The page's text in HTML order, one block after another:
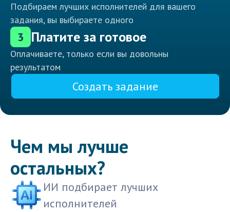
Подбираем лучших исполнителей для вашего
задания, вы выбираете одного
3 Платите за готовое
Оплачиваете, только если вы довольны
результатом
Создать задание
Чем мы лучше
остальных?
ИИ подбирает лучших
исполнителей